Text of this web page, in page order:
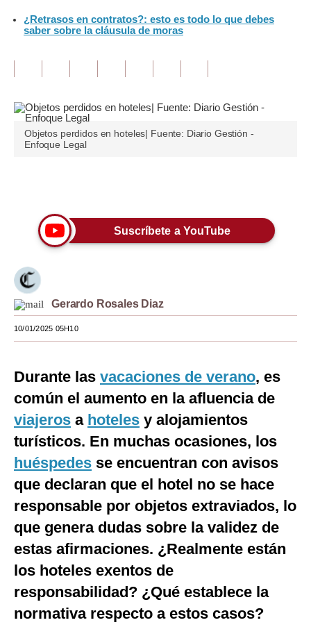
Plus G
Tendencias
Moda
Mundo
España
Internacional
Tecnología
Club del Suscriptor
Mix
G de Gestión
Notas Contratadas
Podcast
Gestión TV
¿Retrasos en contratos?: esto es todo lo que debes
saber sobre la cláusula de moras
Objetos perdidos en hoteles| Fuente: Diario Gestión -
Enfoque Legal
Suscríbete a YouTube
Gerardo Rosales Diaz
10/01/2025 05H10
Durante las vacaciones de verano, es
común el aumento en la afluencia de
viajeros a hoteles y alojamientos
turísticos. En muchas ocasiones, los
huéspedes se encuentran con avisos
que declaran que el hotel no se hace
responsable por objetos extraviados, lo
que genera dudas sobre la validez de
estas afirmaciones. ¿Realmente están
los hoteles exentos de
responsabilidad? ¿Qué establece la
normativa respecto a estos casos?